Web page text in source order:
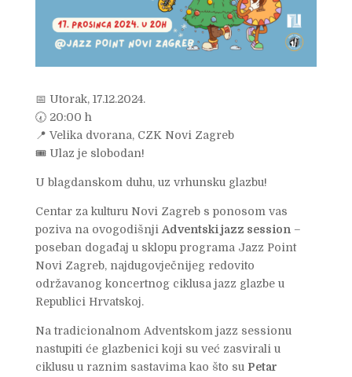
📅 Utorak, 17.12.2024.
🕢 20:00 h
📍 Velika dvorana, CZK Novi Zagreb
🎟️ Ulaz je slobodan!
U blagdanskom duhu, uz vrhunsku glazbu!
Centar za kulturu Novi Zagreb s ponosom vas
poziva na ovogodišnji Adventski jazz session –
poseban događaj u sklopu programa Jazz Point
Novi Zagreb, najdugovječnijeg redovito
održavanog koncertnog ciklusa jazz glazbe u
Republici Hrvatskoj.
Na tradicionalnom Adventskom jazz sessionu
nastupiti će glazbenici koji su već zasvirali u
ciklusu u raznim sastavima kao što su Petar